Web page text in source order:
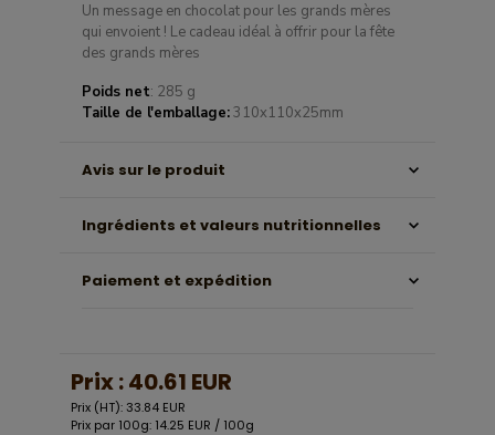
Un message en chocolat pour les grands mères
qui envoient ! Le cadeau idéal à offrir pour la fête
des grands mères
Poids net: 285 g
Taille de l'emballage:310x110x25mm
Avis sur le produit
Ingrédients et valeurs nutritionnelles
Paiement et expédition
Prix :40.61 EUR
Prix (HT): 33.84 EUR
Prix par 100g: 14.25 EUR / 100g